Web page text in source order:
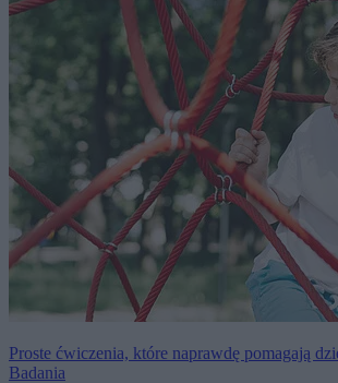
Proste ćwiczenia, które naprawdę pomagają
Badania